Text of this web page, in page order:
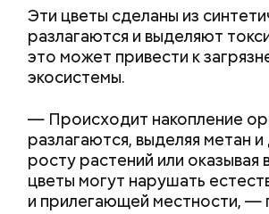
Эти цветы сделаны из
разлагаются и выделяют
это может привести к
экосистемы.
— Происходит накопление
разлагаются, выделяя метан
росту растений или оказывая
цветы могут нарушать
и прилегающей местности, —
кабачок;
петрушка;
чеснок;
оливковое масло;
соль.
Фото: Shutterstock